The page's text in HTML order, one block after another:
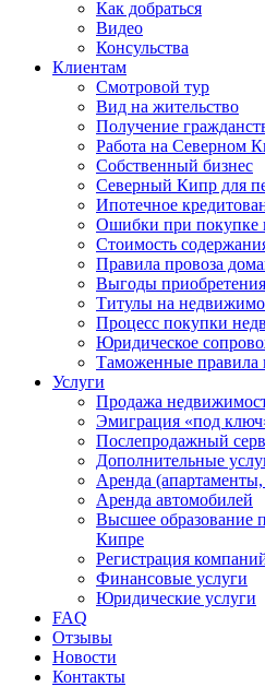
Как добраться
Видео
Консульства
Клиентам
Смотровой тур
Вид на жительство
Получение
Работа на Северном
Собственный бизнес
Северный Кипр для
Ипотечное
Ошибки при покупке
Стоимость
Правила провоза
Выгоды
Титулы на
Процесс покупки
Юридическое
Таможенные правила
Услуги
Продажа
Эмиграция «под
Послепродажный
Дополнительные
Аренда
Аренда автомобилей
Высшее образование
Кипре
Регистрация
Финансовые услуги
Юридические услуги
FAQ
Отзывы
Новости
Контакты